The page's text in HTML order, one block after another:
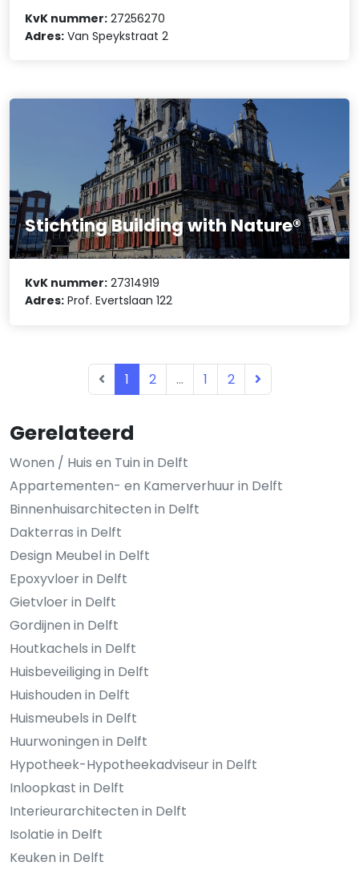
Gerelateerd
Wonen / Huis en Tuin in Delft
Appartementen- en Kamerverhuur in Delft
Binnenhuisarchitecten in Delft
Dakterras in Delft
Design Meubel in Delft
Epoxyvloer in Delft
Gietvloer in Delft
Gordijnen in Delft
Houtkachels in Delft
Huisbeveiliging in Delft
Huishouden in Delft
Huismeubels in Delft
Huurwoningen in Delft
Hypotheek-Hypotheekadviseur in Delft
Inloopkast in Delft
Interieurarchitecten in Delft
Isolatie in Delft
Keuken in Delft
KvK nummer: 27256270
Adres: Van Speykstraat 2
Stichting Building with Nature®
KvK nummer: 27314919
Adres: Prof. Evertslaan 122
1 2 ... 1 2